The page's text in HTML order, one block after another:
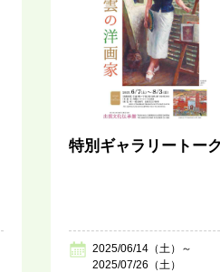
特別ギャラリートーク
2025/06/14（土）～
2025/07/26（土）